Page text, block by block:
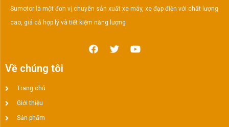
Sumotor là một đơn vị chuyên sản xuất xe máy, xe đạp điện với chất lượng
cao, giá cả hợp lý và tiết kiệm năng lượng
Về chúng tôi
Trang chủ
Giới thiệu
Sản phẩm